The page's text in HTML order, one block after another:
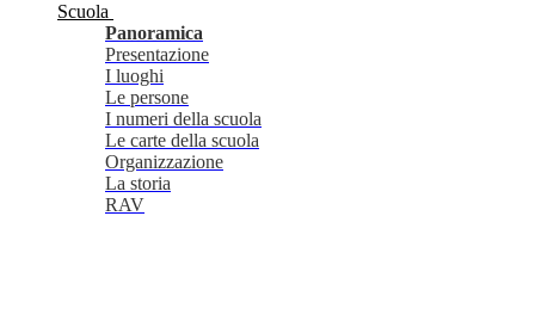
Scuola
Panoramica
Presentazione
I luoghi
Le persone
I numeri della scuola
Le carte della scuola
Organizzazione
La storia
RAV